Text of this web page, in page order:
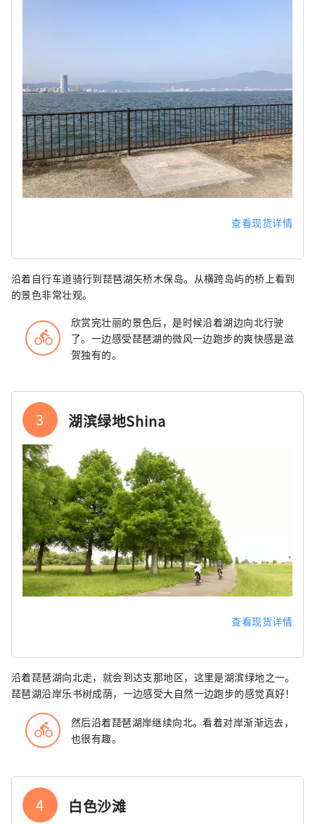
查看现货详情
沿着自行车道骑行到琵琶湖矢桥木保岛。从横跨岛屿的桥上看到
的景色非常壮观。
directions_bike
欣赏完壮丽的景色后，是时候沿着湖边向北行驶
了。一边感受琵琶湖的微风一边跑步的爽快感是滋
贺独有的。
3 湖滨绿地Shina
查看现货详情
沿着琵琶湖向北走，就会到达支那地区，这里是湖滨绿地之一。
琵琶湖沿岸乐书树成荫，一边感受大自然一边跑步的感觉真好！
directions_bike
然后沿着琵琶湖岸继续向北。看着对岸渐渐远去，
也很有趣。
4 白色沙滩